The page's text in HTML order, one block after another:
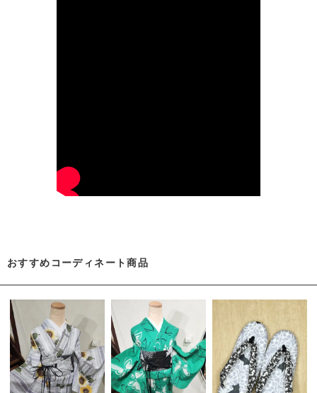
おすすめコーディネート商品